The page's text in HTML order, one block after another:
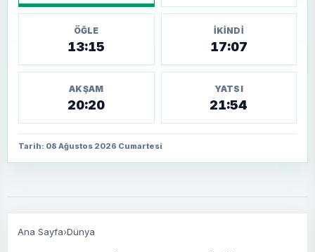
ÖĞLE
13:15
İKINDI
17:07
AKŞAM
20:20
YATSI
21:54
Tarih: 08 Ağustos 2026 Cumartesi
Ana Sayfa›Dünya